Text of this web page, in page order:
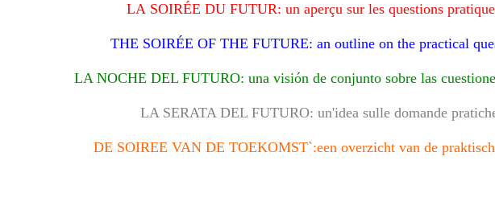
LA SOIRÉE DU FUTUR: un aperçu sur les questions
THE SOIRÉE OF THE FUTURE: an outline on the practical
LA NOCHE DEL FUTURO: una visión de conjunto sobre las
LA SERATA DEL FUTURO: un'idea sulle domande
DE SOIREE VAN DE TOEKOMST`:een overzicht van de